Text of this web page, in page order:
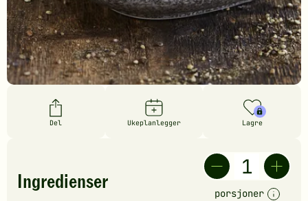
Del Ukeplanlegger Lagre
Ingredienser porsjoner